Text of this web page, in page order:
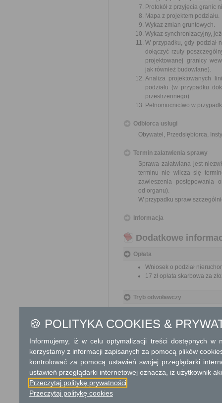
Protokół z przyjęcia granic
Mapa z projektem podziału.
Wykaz zmian gruntowych.
Wykaz synchronizacyjny,
W przypadku, gdy podział
dołączyć rzuty
projektowanej granicy
jak również budowlane).
Analiza projektowanych
podziału (w przypadku
przestrzennego)
Pełnomocnictwo w
Odbiorca usługi
Obywatel, Przedsiębiorca,
Termin załatwienia sprawy
Sprawa załatwiana jest
terminu nie wlicza się
zawieszenia postępowania
od organu).
W przypadku spraw
Informacja
Dodatkowe
Opłata
Wniosek o podział
17 zł opłata skarbowa za
Tryb odwoławczy
za pośrednictwem organu,
jego nadania w polskiej
Skargi i wnioski
Przedmiotem skargi może
ich pracowników, naruszenie
🍪 POLITYKA COOKIES &
Informujemy, iż w celu optymalizacji treści dostępnych w
korzystamy z informacji zapisanych za pomocą plików
kontrolować za pomocą ustawień swojej przeglądarki
ustawień przeglądarki internetowej oznacza, iż użytkownik
Przeczytaj politykę prywatności
Przeczytaj politykę cookies